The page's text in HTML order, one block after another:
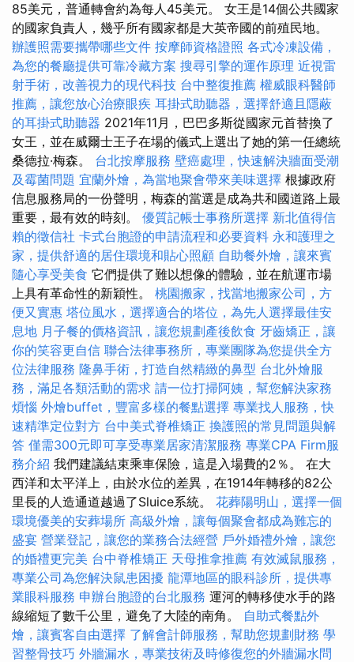
85美元，普通轉會約為每人45美元。 女王是14個公共國家
的國家負責人，幾乎所有國家都是大英帝國的前殖民地。
辦護照需要攜帶哪些文件 按摩師資格證照 各式冷凍設備，
為您的餐廳提供可靠冷藏方案 搜尋引擎的運作原理 近視雷
射手術，改善視力的現代科技 台中整復推薦 權威眼科醫師
推薦，讓您放心治療眼疾 耳掛式助聽器，選擇舒適且隱蔽
的耳掛式助聽器 2021年11月，巴巴多斯從國家元首替換了
女王，並在威爾士王子在場的儀式上選出了她的第一任總統
桑德拉·梅森。 台北按摩服務 壁癌處理，快速解決牆面受潮
及霉菌問題 宜蘭外燴，為當地聚會帶來美味選擇 根據政府
信息服務局的一份聲明，梅森的當選是成為共和國道路上最
重要，最有效的時刻。 優質記帳士事務所選擇 新北值得信
賴的徵信社 卡式台胞證的申請流程和必要資料 永和護理之
家，提供舒適的居住環境和貼心照顧 自助餐外燴，讓來賓
隨心享受美食 它們提供了難以想像的體驗，並在航運市場
上具有革命性的新穎性。 桃園搬家，找當地搬家公司，方
便又實惠 塔位風水，選擇適合的塔位，為先人選擇最佳安
息地 月子餐的價格資訊，讓您規劃產後飲食 牙齒矯正，讓
你的笑容更自信 聯合法律事務所，專業團隊為您提供全方
位法律服務 隆鼻手術，打造自然精緻的鼻型 台北外燴服
務，滿足各類活動的需求 請一位打掃阿姨，幫您解決家務
煩惱 外燴buffet，豐富多樣的餐點選擇 專業找人服務，快
速精準定位對方 台中美式脊椎矯正 換護照的常見問題與解
答 僅需300元即可享受專業居家清潔服務 專業CPA Firm服
務介紹 我們建議結束乘車保險，這是入場費的2％。 在大
西洋和太平洋上，由於水位的差異，在1914年轉移的82公
里長的人造通道越過了Sluice系統。 花葬陽明山，選擇一個
環境優美的安葬場所 高級外燴，讓每個聚會都成為難忘的
盛宴 營業登記，讓您的業務合法經營 戶外婚禮外燴，讓您
的婚禮更完美 台中脊椎矯正 天母推拿推薦 有效滅鼠服務，
專業公司為您解決鼠患困擾 龍潭地區的眼科診所，提供專
業眼科服務 申辦台胞證的台北服務 運河的轉移使水手的路
線縮短了數千公里，避免了大陸的南角。 自助式餐點外
燴，讓賓客自由選擇 了解會計師服務，幫助您規劃財務 學
習整骨技巧 外牆漏水，專業技術及時修復您的外牆漏水問